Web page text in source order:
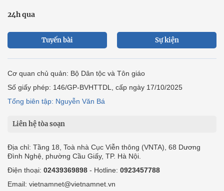
24h qua
Tuyến bài Sự kiện
Cơ quan chủ quản: Bộ Dân tộc và Tôn giáo
Số giấy phép: 146/GP-BVHTTDL, cấp ngày 17/10/2025
Tổng biên tập: Nguyễn Văn Bá
Liên hệ tòa soạn
Địa chỉ: Tầng 18, Toà nhà Cục Viễn thông (VNTA), 68 Dương
Đình Nghệ, phường Cầu Giấy, TP. Hà Nội.
Điện thoại: 02439369898 - Hotline: 0923457788
Email: vietnamnet@vietnamnet.vn